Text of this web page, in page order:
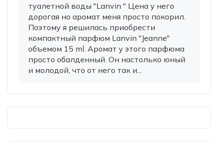
туалетной воды "Lanvin " Цена у него
дорогая но аромат меня просто покорил.
Поэтому я решилась приобрести
компактный парфюм Lanvin "Jeanne"
объемом 15 ml. Аромат у этого парфюма
просто обалденный. Он настолько юный
и молодой, что от него так и...